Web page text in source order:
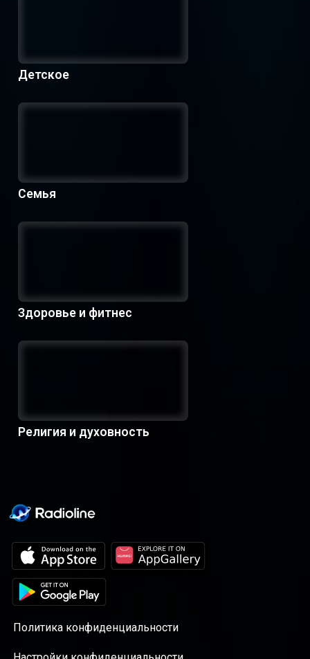
Детское
Семья
Здоровье и фитнес
Религия и духовность
Политика конфиденциальности